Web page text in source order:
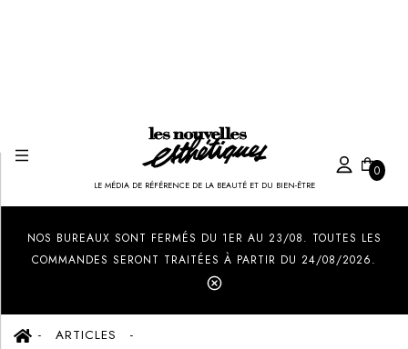
LE MÉDIA DE RÉFÉRENCE DE LA BEAUTÉ ET DU BIEN-ÊTRE
0
NOS BUREAUX SONT FERMÉS DU 1ER AU 23/08. TOUTES LES
COMMANDES SERONT TRAITÉES À PARTIR DU 24/08/2026.
ARTICLES